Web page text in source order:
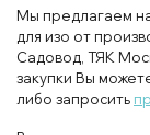
Мы предлагаем
для изо от
Садовод, ТЯК
закупки Вы
либо запросить